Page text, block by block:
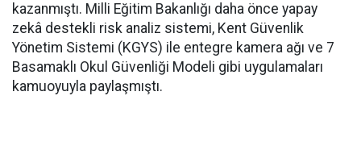
kazanmıştı. Milli Eğitim Bakanlığı daha önce yapay
zekâ destekli risk analiz sistemi, Kent Güvenlik
Yönetim Sistemi (KGYS) ile entegre kamera ağı ve 7
Basamaklı Okul Güvenliği Modeli gibi uygulamaları
kamuoyuyla paylaşmıştı.